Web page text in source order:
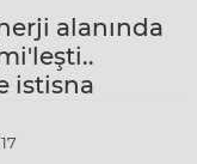
alanında
istisna